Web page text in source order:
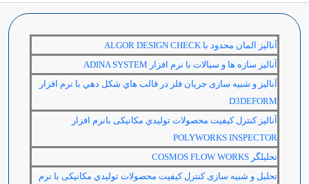
آناليز المان محدود با ALGOR DESIGN CHECK
آناليز سازه ها و سيالات با نرم افزار ADINA SYSTEM
آناليز و شبیه سازی جريان فلز در قالب هاي شكل دهي با نرم افزار
D3DEFORM
آنالیز كنترل كيفيت محصولات توليدي مکانیکی بانرم افزار
POLYWORKS INSPECTOR
تحليلگر COSMOS FLOW WORKS
تحلیل و شبیه سازی كنترل كيفيت محصولات توليدي مکانیکی با نرم